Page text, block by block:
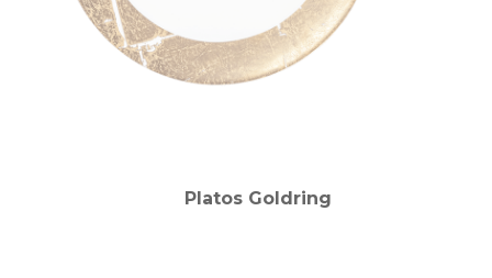
Platos Goldring